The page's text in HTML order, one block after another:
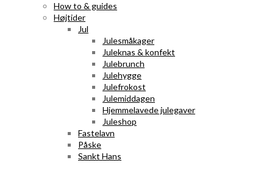
How to & guides
Højtider
Jul
Julesmåkager
Juleknas & konfekt
Julebrunch
Julehygge
Julefrokost
Julemiddagen
Hjemmelavede julegaver
Juleshop
Fastelavn
Påske
Sankt Hans